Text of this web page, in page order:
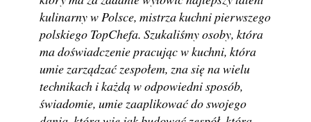
kulinarny w Polsce, mistrza kuchni pierwszego
polskiego TopChefa. Szukaliśmy osoby, która
ma doświadczenie pracując w kuchni, która
umie zarządzać zespołem, zna się na wielu
technikach i każdą w odpowiedni sposób,
świadomie, umie zaaplikować do swojego